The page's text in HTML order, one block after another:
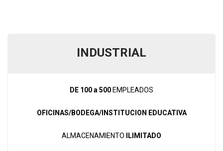
INDUSTRIAL
DE 100 a 500 EMPLEADOS
OFICINAS/BODEGA/INSTITUCION EDUCATIVA
ALMACENAMIENTO ILIMITADO